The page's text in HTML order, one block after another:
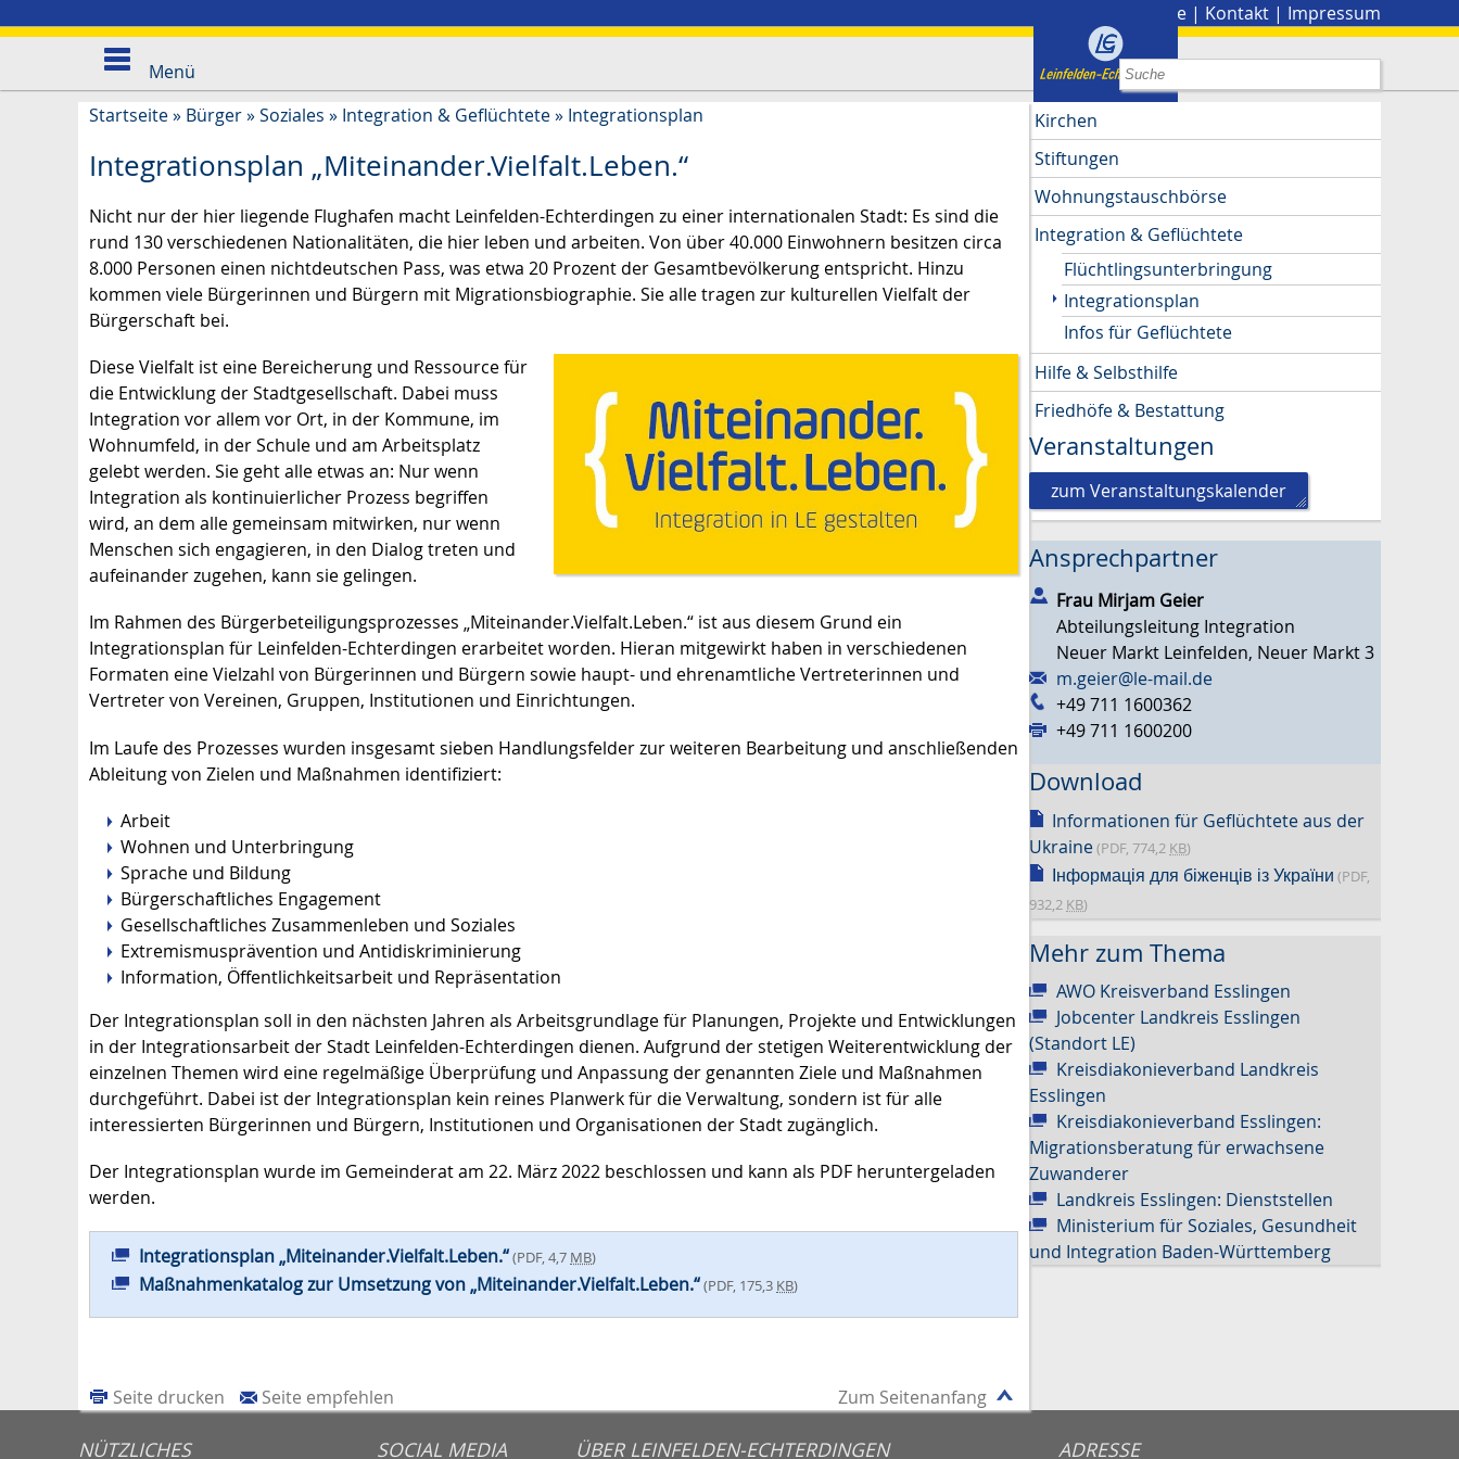
Presse | Kontakt | Impressum
Menü
Startseite» Bürger»Soziales » Integration & Geflüchtete» Integrationsplan
Integrationsplan „Miteinander.Vielfalt.Leben.“
Nicht nur der hier liegende Flughafen macht Leinfelden-Echterdingen zu einer internationalen Stadt: Es sind die
rund 130 verschiedenen Nationalitäten, die hier leben und arbeiten. Von über 40.000 Einwohnern besitzen circa
8.000 Personen einen nichtdeutschen Pass, was etwa 20 Prozent der Gesamtbevölkerung entspricht. Hinzu
kommen viele Bürgerinnen und Bürgern mit Migrationsbiographie. Sie alle tragen zur kulturellen Vielfalt der
Bürgerschaft bei.
Diese Vielfalt ist eine Bereicherung und Ressource für
die Entwicklung der Stadtgesellschaft. Dabei muss
Integration vor allem vor Ort, in der Kommune, im
Wohnumfeld, in der Schule und am Arbeitsplatz
gelebt werden. Sie geht alle etwas an: Nur wenn
Integration als kontinuierlicher Prozess begriffen
wird, an dem alle gemeinsam mitwirken, nur wenn
Menschen sich engagieren, in den Dialog treten und
aufeinander zugehen, kann sie gelingen.
Im Rahmen des Bürgerbeteiligungsprozesses „Miteinander.Vielfalt.Leben.“ ist aus diesem Grund ein
Integrationsplan für Leinfelden-Echterdingen erarbeitet worden. Hieran mitgewirkt haben in verschiedenen
Formaten eine Vielzahl von Bürgerinnen und Bürgern sowie haupt- und ehrenamtliche Vertreterinnen und
Vertreter von Vereinen, Gruppen, Institutionen und Einrichtungen.
Im Laufe des Prozesses wurden insgesamt sieben Handlungsfelder zur weiteren Bearbeitung und anschließenden
Ableitung von Zielen und Maßnahmen identifiziert:
Arbeit
Wohnen und Unterbringung
Sprache und Bildung
Bürgerschaftliches Engagement
Gesellschaftliches Zusammenleben und Soziales
Extremismusprävention und Antidiskriminierung
Information, Öffentlichkeitsarbeit und Repräsentation
Der Integrationsplan soll in den nächsten Jahren als Arbeitsgrundlage für Planungen, Projekte und Entwicklungen
in der Integrationsarbeit der Stadt Leinfelden-Echterdingen dienen. Aufgrund der stetigen Weiterentwicklung der
einzelnen Themen wird eine regelmäßige Überprüfung und Anpassung der genannten Ziele und Maßnahmen
durchgeführt. Dabei ist der Integrationsplan kein reines Planwerk für die Verwaltung, sondern ist für alle
interessierten Bürgerinnen und Bürgern, Institutionen und Organisationen der Stadt zugänglich.
Der Integrationsplan wurde im Gemeinderat am 22. März 2022 beschlossen und kann als PDF heruntergeladen
werden.
Integrationsplan „Miteinander.Vielfalt.Leben.“(PDF, 4,7 MB)
Maßnahmenkatalog zur Umsetzung von „Miteinander.Vielfalt.Leben.“(PDF, 175,3 KB)
Zum Seitenanfang
Seite drucken Seite empfehlen
Kirchen
Stiftungen
Wohnungstauschbörse
Integration & Geflüchtete
Flüchtlingsunterbringung
Integrationsplan
Infos für Geflüchtete
Hilfe & Selbsthilfe
Friedhöfe & Bestattung
Veranstaltungen
zum Veranstaltungskalender
Ansprechpartner
Frau Mirjam Geier
m.geier@le-mail.de
+49 711 1600362
+49 711 1600200
Neuer Markt Leinfelden, Neuer Markt 3
Abteilungsleitung Integration
Download
Informationen für Geflüchtete aus der
Ukraine(PDF, 774,2 KB)
Інформація для біженців із України (PDF,
932,2 KB)
Mehr zum Thema
AWO Kreisverband Esslingen
Jobcenter Landkreis Esslingen
(Standort LE)
Kreisdiakonieverband Landkreis
Esslingen
Kreisdiakonieverband Esslingen:
Migrationsberatung für erwachsene
Zuwanderer
Landkreis Esslingen: Dienststellen
Ministerium für Soziales, Gesundheit
und Integration Baden-Württemberg
NÜTZLICHES SOCIAL MEDIA ÜBER LEINFELDEN-ECHTERDINGEN ADRESSE